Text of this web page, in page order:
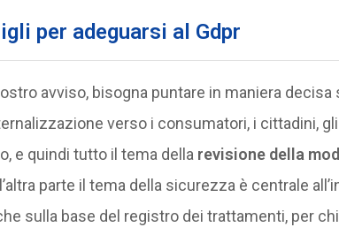
per adeguarsi al Gdpr
avviso, bisogna puntare in maniera
verso i consumatori, i cittadini,
e quindi tutto il tema della revisione della
parte il tema della sicurezza è centrale
sulla base del registro dei trattamenti, per